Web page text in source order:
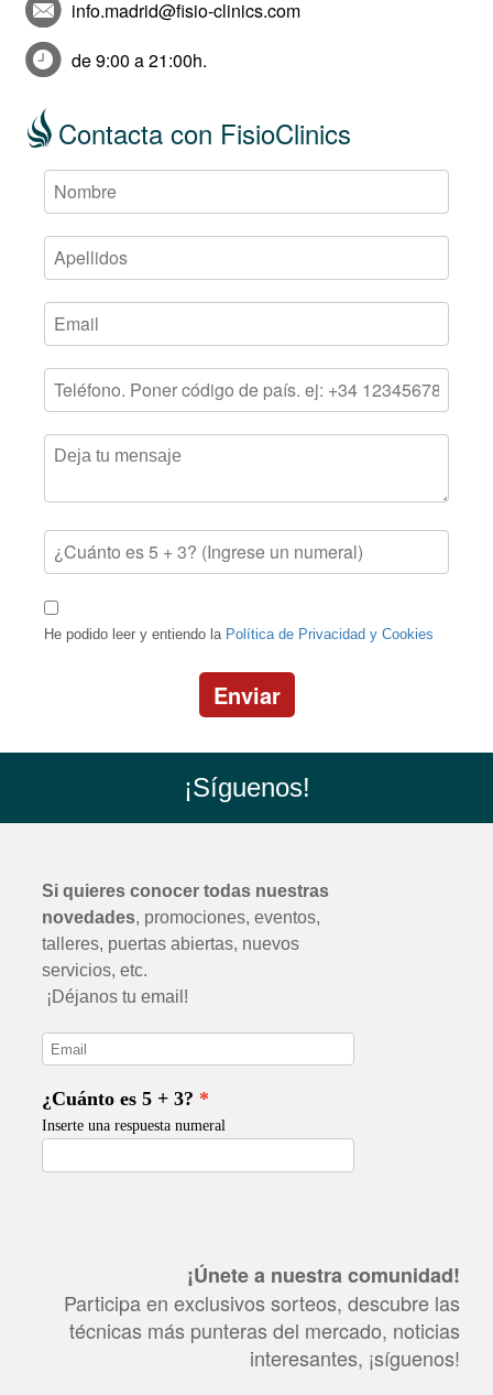
info.madrid@fisio-clinics.com
de 9:00 a 21:00h.
Contacta con FisioClinics
He podido leer y entiendo la Política de Privacidad y Cookies
Enviar
¡Síguenos!
¡Únete a nuestra comunidad!
Participa en exclusivos sorteos, descubre las
técnicas más punteras del mercado, noticias
interesantes, ¡síguenos!